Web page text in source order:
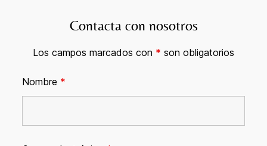
Contacta con nosotros
Los campos marcados con * son obligatorios
Nombre *